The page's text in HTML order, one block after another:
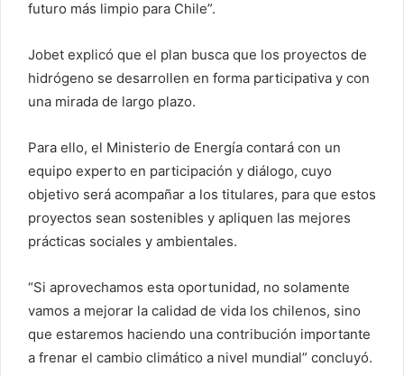
futuro más limpio para Chile”.
Jobet explicó que el plan busca que los proyectos de
hidrógeno se desarrollen en forma participativa y con
una mirada de largo plazo.
Para ello, el Ministerio de Energía contará con un
equipo experto en participación y diálogo, cuyo
objetivo será acompañar a los titulares, para que estos
proyectos sean sostenibles y apliquen las mejores
prácticas sociales y ambientales.
“Si aprovechamos esta oportunidad, no solamente
vamos a mejorar la calidad de vida los chilenos, sino
que estaremos haciendo una contribución importante
a frenar el cambio climático a nivel mundial” concluyó.